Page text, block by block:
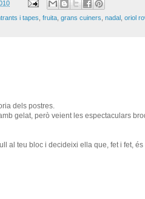
i tapes fruita grans cuiners nadal oriol
dels postres.
gelat, però veient les espectaculars
al teu bloc i decideixi ella que, fet i fet,